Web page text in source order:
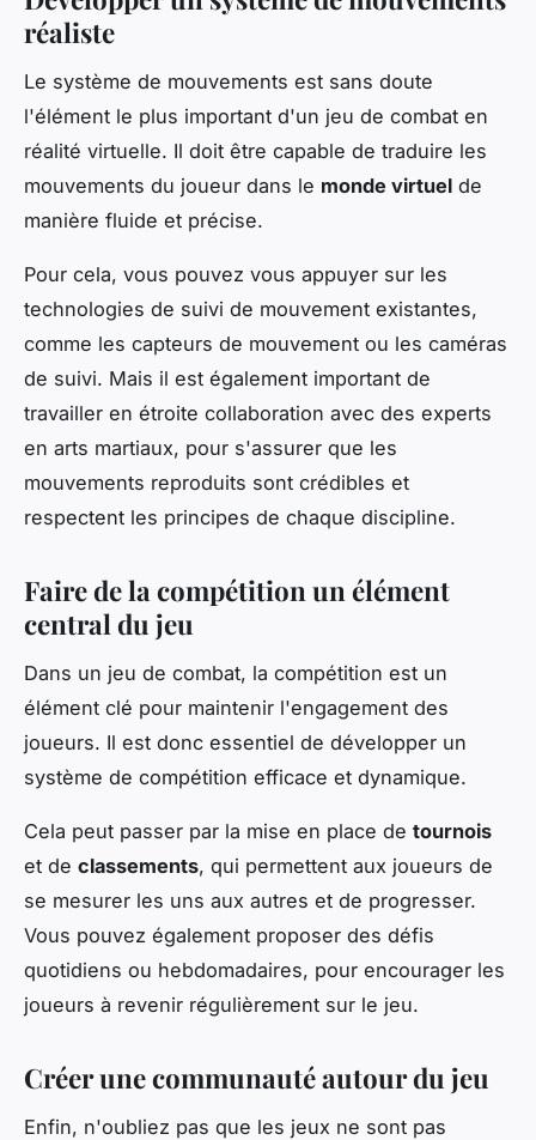
réaliste
Le système de mouvements est sans doute
l'élément le plus important d'un jeu de combat en
réalité virtuelle. Il doit être capable de traduire les
mouvements du joueur dans le monde virtuel de
manière fluide et précise.
Pour cela, vous pouvez vous appuyer sur les
technologies de suivi de mouvement existantes,
comme les capteurs de mouvement ou les caméras
de suivi. Mais il est également important de
travailler en étroite collaboration avec des experts
en arts martiaux, pour s'assurer que les
mouvements reproduits sont crédibles et
respectent les principes de chaque discipline.
Faire de la compétition un élément
central du jeu
Dans un jeu de combat, la compétition est un
élément clé pour maintenir l'engagement des
joueurs. Il est donc essentiel de développer un
système de compétition efficace et dynamique.
Cela peut passer par la mise en place de tournois
et de classements, qui permettent aux joueurs de
se mesurer les uns aux autres et de progresser.
Vous pouvez également proposer des défis
quotidiens ou hebdomadaires, pour encourager les
joueurs à revenir régulièrement sur le jeu.
Créer une communauté autour du jeu
Enfin, n'oubliez pas que les jeux ne sont pas